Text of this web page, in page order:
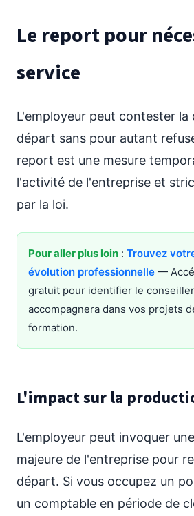
Le report pour
service
L'employeur peut contester la
départ sans pour autant
report est une mesure
l'activité de l'entreprise et
par la loi.
Pour aller plus loin : Trouvez
évolution professionnelle —
gratuit pour identifier le
accompagnera dans vos projets
formation.
L'impact sur la
L'employeur peut invoquer
majeure de l'entreprise pour
départ. Si vous occupez un
un comptable en période de